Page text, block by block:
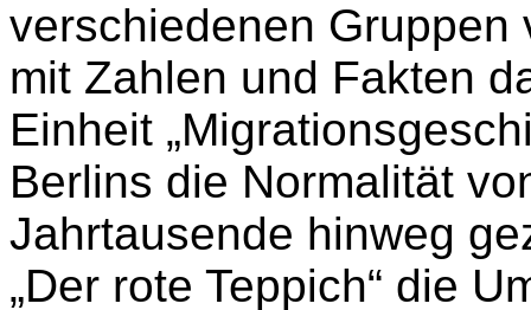
verschiedenen Gruppen
mit Zahlen und Fakten
Einheit
Berlins die Normalität
Jahrtausende hinweg
„Der rote Teppich“ die